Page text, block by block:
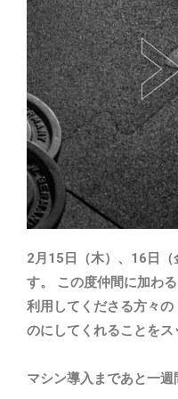
2月15日（木）、16日（
す。 この度仲間に加わ
利用してくださる方々
のにしてくれることをス
マシン導入まであと一週